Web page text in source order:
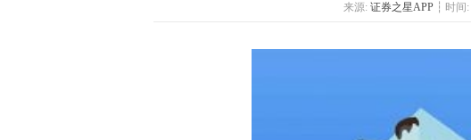
来源: 证券之星APP ┆ 时间: